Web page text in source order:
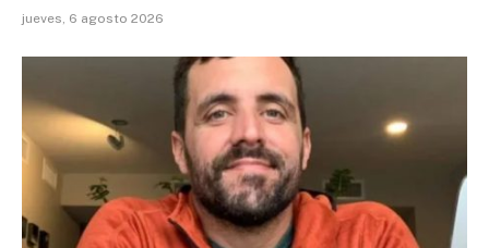
jueves, 6 agosto 2026